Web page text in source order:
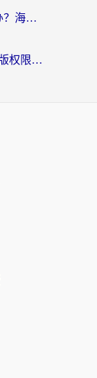
央视影音海外地区限制播放怎么办？海外党亲测有效的回国加速指南
海外用网易云音乐总卡？3步解决版权限制+卡顿，还能听喜马拉雅！